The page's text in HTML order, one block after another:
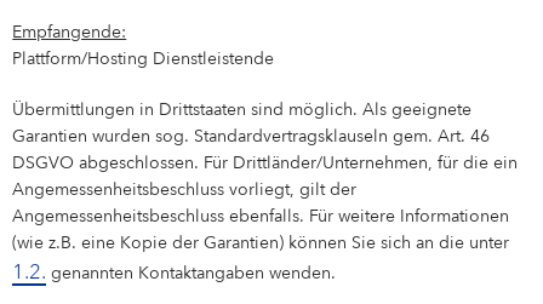
Empfangende:
Plattform/Hosting Dienstleistende
Übermittlungen in Drittstaaten sind möglich. Als geeignete
Garantien wurden sog. Standardvertragsklauseln gem. Art. 46
DSGVO abgeschlossen. Für Drittländer/Unternehmen, für die ein
Angemessenheitsbeschluss vorliegt, gilt der
Angemessenheitsbeschluss ebenfalls. Für weitere Informationen
(wie z.B. eine Kopie der Garantien) können Sie sich an die unter
1.2. genannten Kontaktangaben wenden.